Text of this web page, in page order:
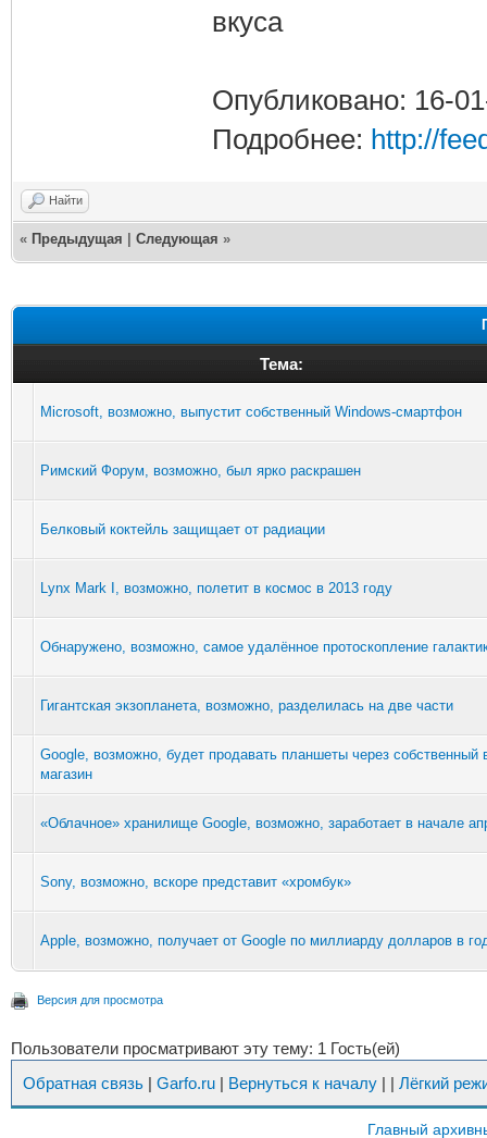
вкуса
Опубликовано: 16-
Подробнее: http://
Найти
« Предыдущая Следующая »
Тема:
Microsoft, возможно, выпустит собственный Windows-смартфон
Римский Форум, возможно, был ярко раскрашен
Белковый коктейль защищает от радиации
Lynx Mark I, возможно, полетит в космос в 2013 году
Обнаружено, возможно, самое удалённое протоскопление
Гигантская экзопланета, возможно, разделилась на две части
Google, возможно, будет продавать планшеты через собственный
магазин
«Облачное» хранилище Google, возможно, заработает в начале
Sony, возможно, вскоре представит «хромбук»
Apple, возможно, получает от Google по миллиарду долларов в
Версия для просмотра
Пользователи просматривают эту тему: 1 Гость(ей)
Обратная связь | Garfo.ru | Вернуться к началу | | Лёгкий
Главный